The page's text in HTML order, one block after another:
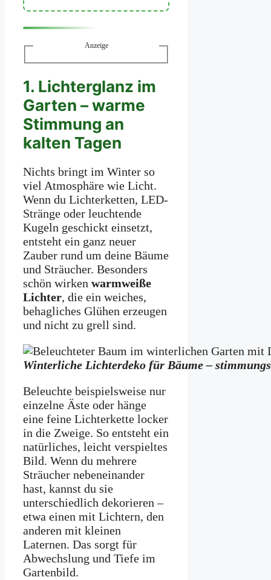
Anzeige
1. Lichterglanz im
Garten – warme
Stimmung an
kalten Tagen
Nichts bringt im Winter so
viel Atmosphäre wie Licht.
Wenn du Lichterketten, LED-
Stränge oder leuchtende
Kugeln geschickt einsetzt,
entsteht ein ganz neuer
Zauber rund um deine Bäume
und Sträucher. Besonders
schön wirken warmweiße
Lichter, die ein weiches,
behagliches Glühen erzeugen
und nicht zu grell sind.
Winterliche Lichterdeko für Bäume –
Beleuchte beispielsweise nur
einzelne Äste oder hänge
eine feine Lichterkette locker
in die Zweige. So entsteht ein
natürliches, leicht verspieltes
Bild. Wenn du mehrere
Sträucher nebeneinander
hast, kannst du sie
unterschiedlich dekorieren –
etwa einen mit Lichtern, den
anderen mit kleinen
Laternen. Das sorgt für
Abwechslung und Tiefe im
Gartenbild.